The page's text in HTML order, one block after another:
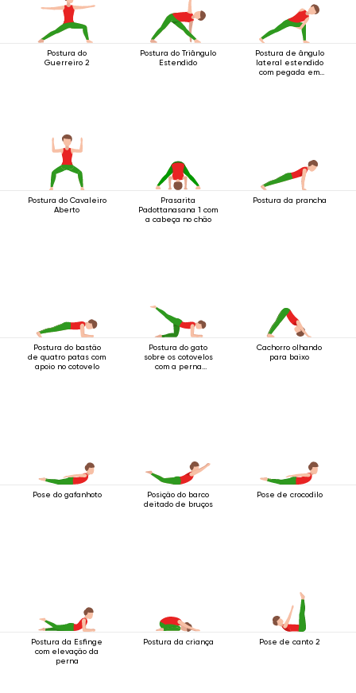
Postura do
Guerreiro 2
Postura do Triângulo
Estendido
Postura de ângulo
lateral estendido
com pegada em
Postura do Cavaleiro
Aberto
Prasarita
Padottanasana 1 com
a cabeça no chão
Postura da prancha
Postura do bastão
de quatro patas com
apoio no cotovelo
Postura do gato
sobre os cotovelos
com a perna
Cachorro olhando
para baixo
Pose do gafanhoto
Posição do barco
deitado de bruços
Pose de crocodilo
Postura da Esfinge
com elevação da
perna
Postura da criança Pose de canto 2